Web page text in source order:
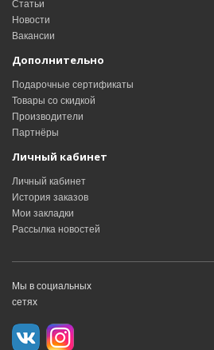
Статьи
Новости
Вакансии
Дополнительно
Подарочные сертификаты
Товары со скидкой
Производители
Партнёры
Личный кабинет
Личный кабинет
История заказов
Мои закладки
Рассылка новостей
Мы в социальных
сетях